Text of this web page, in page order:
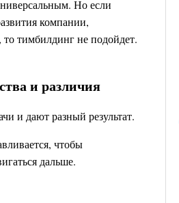
Но если
компании,
тимбилдинг не подойдет.
и различия
и дают разный результат.
чтобы
дальше.